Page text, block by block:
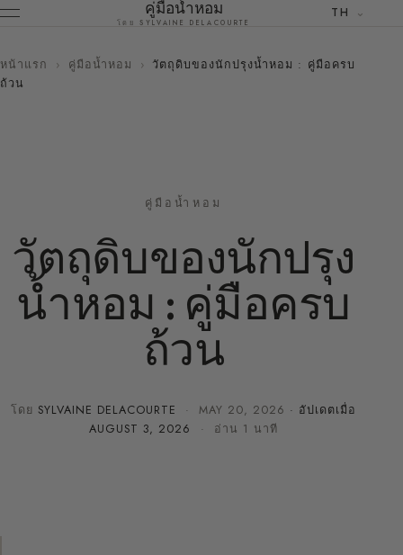
คู่มือน้ำหอม
โดย SYLVAINE DELACOURTE
TH
หน้าแรก › คู่มือน้ำหอม › วัตถุดิบของนักปรุงน้ำหอม : คู่มือครบ
ถ้วน
คู่มือน้ำหอม
วัตถุดิบของนักปรุง
น้ำหอม : คู่มือครบ
ถ้วน
โดย SYLVAINE DELACOURTE ·MAY 20, 2026 · อัปเดตเมื่อ
AUGUST 3, 2026
· อ่าน 1 นาที